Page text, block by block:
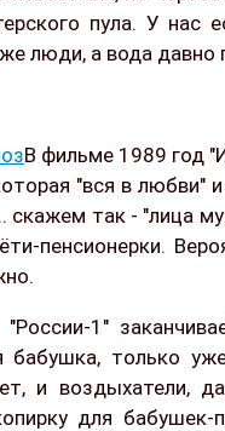
пула. У нас
люди, а вода давно
В фильме 1989 год
"вся в любви"
скажем так - "лица
пенсионерки.
1"
бабушка, только
и воздыхатели,
для